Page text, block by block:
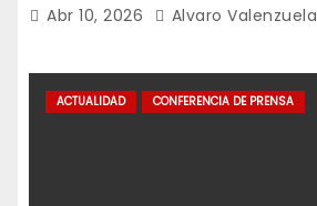
Abr 10, 2026 Alvaro Valenzuela
ACTUALIDAD CONFERENCIA DE PRENSA